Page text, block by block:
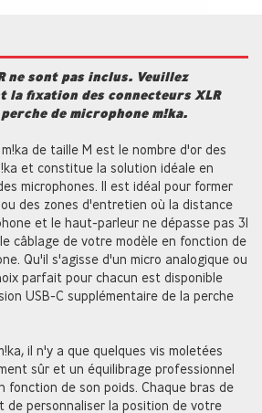
ne sont pas inclus. Veuillez
la fixation des connecteurs XLR
de microphone m!ka.
de taille M est le nombre d'or des
et constitue la solution idéale en
microphones. Il est idéal pour former
des zones d'entretien où la distance
et le haut-parleur ne dépasse pas 31
le câblage de votre modèle en fonction de
Qu'il s'agisse d'un micro analogique ou
parfait pour chacun est disponible
USB-C supplémentaire de la perche
il n'y a que quelques vis moletées
sûr et un équilibrage professionnel
fonction de son poids. Chaque bras de
de personnaliser la position de votre